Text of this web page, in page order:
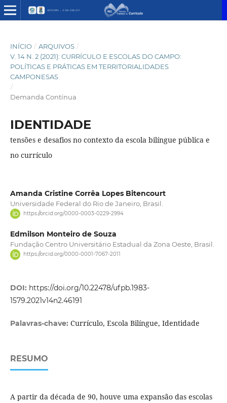
INÍCIO / ARQUIVOS /
V. 14 N. 2 (2021): CURRÍCULO E ESCOLAS DO CAMPO:
POLÍTICAS E PRÁTICAS EM TERRITORIALIDADES
CAMPONESAS
/
Demanda Contínua
IDENTIDADE
tensões e desafios no contexto da escola bilíngue pública e
no currículo
Amanda Cristine Corrêa Lopes Bitencourt
Universidade Federal do Rio de Janeiro, Brasil.
https://orcid.org/0000-0003-0229-2994
Edmilson Monteiro de Souza
Fundação Centro Universitário Estadual da Zona Oeste, Brasil.
https://orcid.org/0000-0001-7067-2011
DOI: https://doi.org/10.22478/ufpb.1983-
1579.2021v14n2.46191
Palavras-chave: Currículo, Escola Bilíngue, Identidade
RESUMO
A partir da década de 90, houve uma expansão das escolas